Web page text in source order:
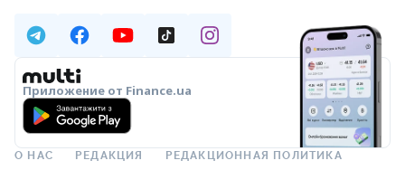
Приложение от Finance.ua
О НАС РЕДАКЦИЯ РЕДАКЦИОННАЯ ПОЛИТИКА